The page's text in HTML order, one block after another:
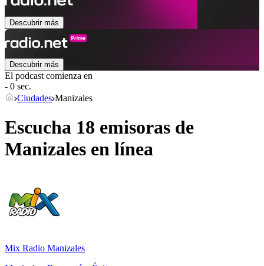
Descubrir más
Descubrir más
El podcast comienza en
- 0 sec.
Ciudades Manizales
Escucha 18 emisoras de
Manizales en línea
Mix Radio Manizales